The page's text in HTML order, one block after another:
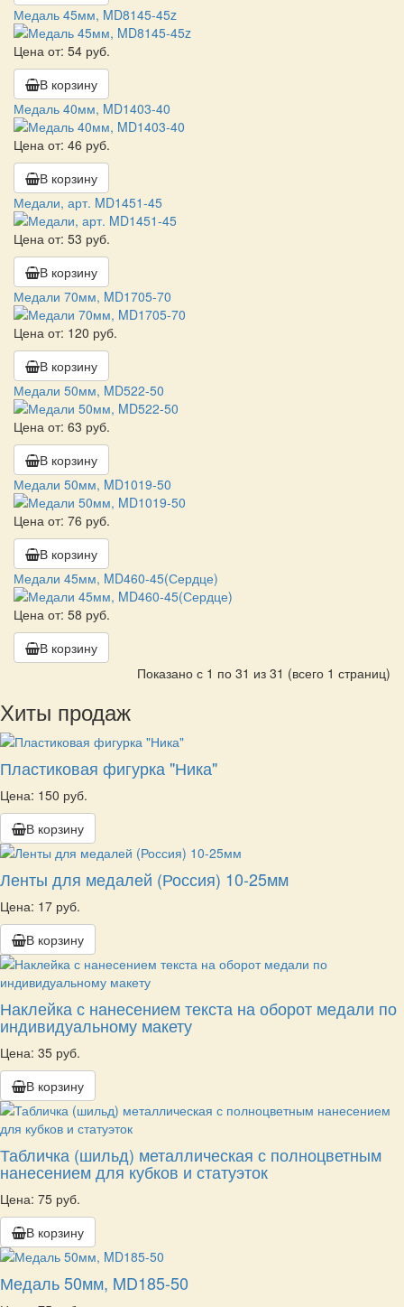
Медаль 45мм, MD8145-45z
Цена от: 54 руб.
В корзину
Медаль 40мм, MD1403-40
Цена от: 46 руб.
В корзину
Медали, арт. MD1451-45
Цена от: 53 руб.
В корзину
Медали 70мм, MD1705-70
Цена от: 120 руб.
В корзину
Медали 50мм, MD522-50
Цена от: 63 руб.
В корзину
Медали 50мм, MD1019-50
Цена от: 76 руб.
В корзину
Медали 45мм, MD460-45(Сердце)
Цена от: 58 руб.
В корзину
Показано с 1 по 31 из 31 (всего 1 страниц)
Хиты продаж
Пластиковая фигурка "Ника"
Цена: 150 руб.
В корзину
Ленты для медалей (Россия) 10-25мм
Цена: 17 руб.
В корзину
Наклейка с нанесением текста на оборот медали по
индивидуальному макету
Цена: 35 руб.
В корзину
Табличка (шильд) металлическая с полноцветным
нанесением для кубков и статуэток
Цена: 75 руб.
В корзину
Медаль 50мм, MD185-50